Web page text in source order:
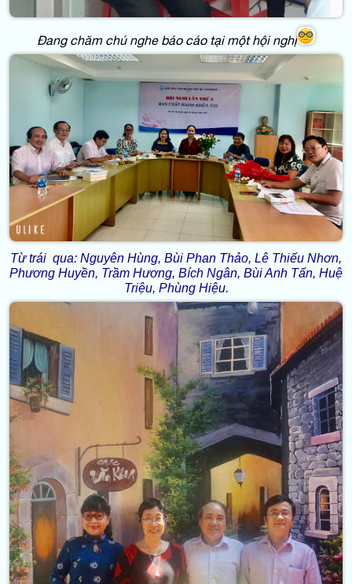
Đang chăm chú nghe báo cáo tại một hội nghị
Từ trái qua: Nguyên Hùng, Bùi Phan Thảo, Lê Thiếu Nhơn,
Phương Huyền, Trầm Hương, Bích Ngân, Bùi Anh Tấn, Huệ
Triệu, Phùng Hiệu.